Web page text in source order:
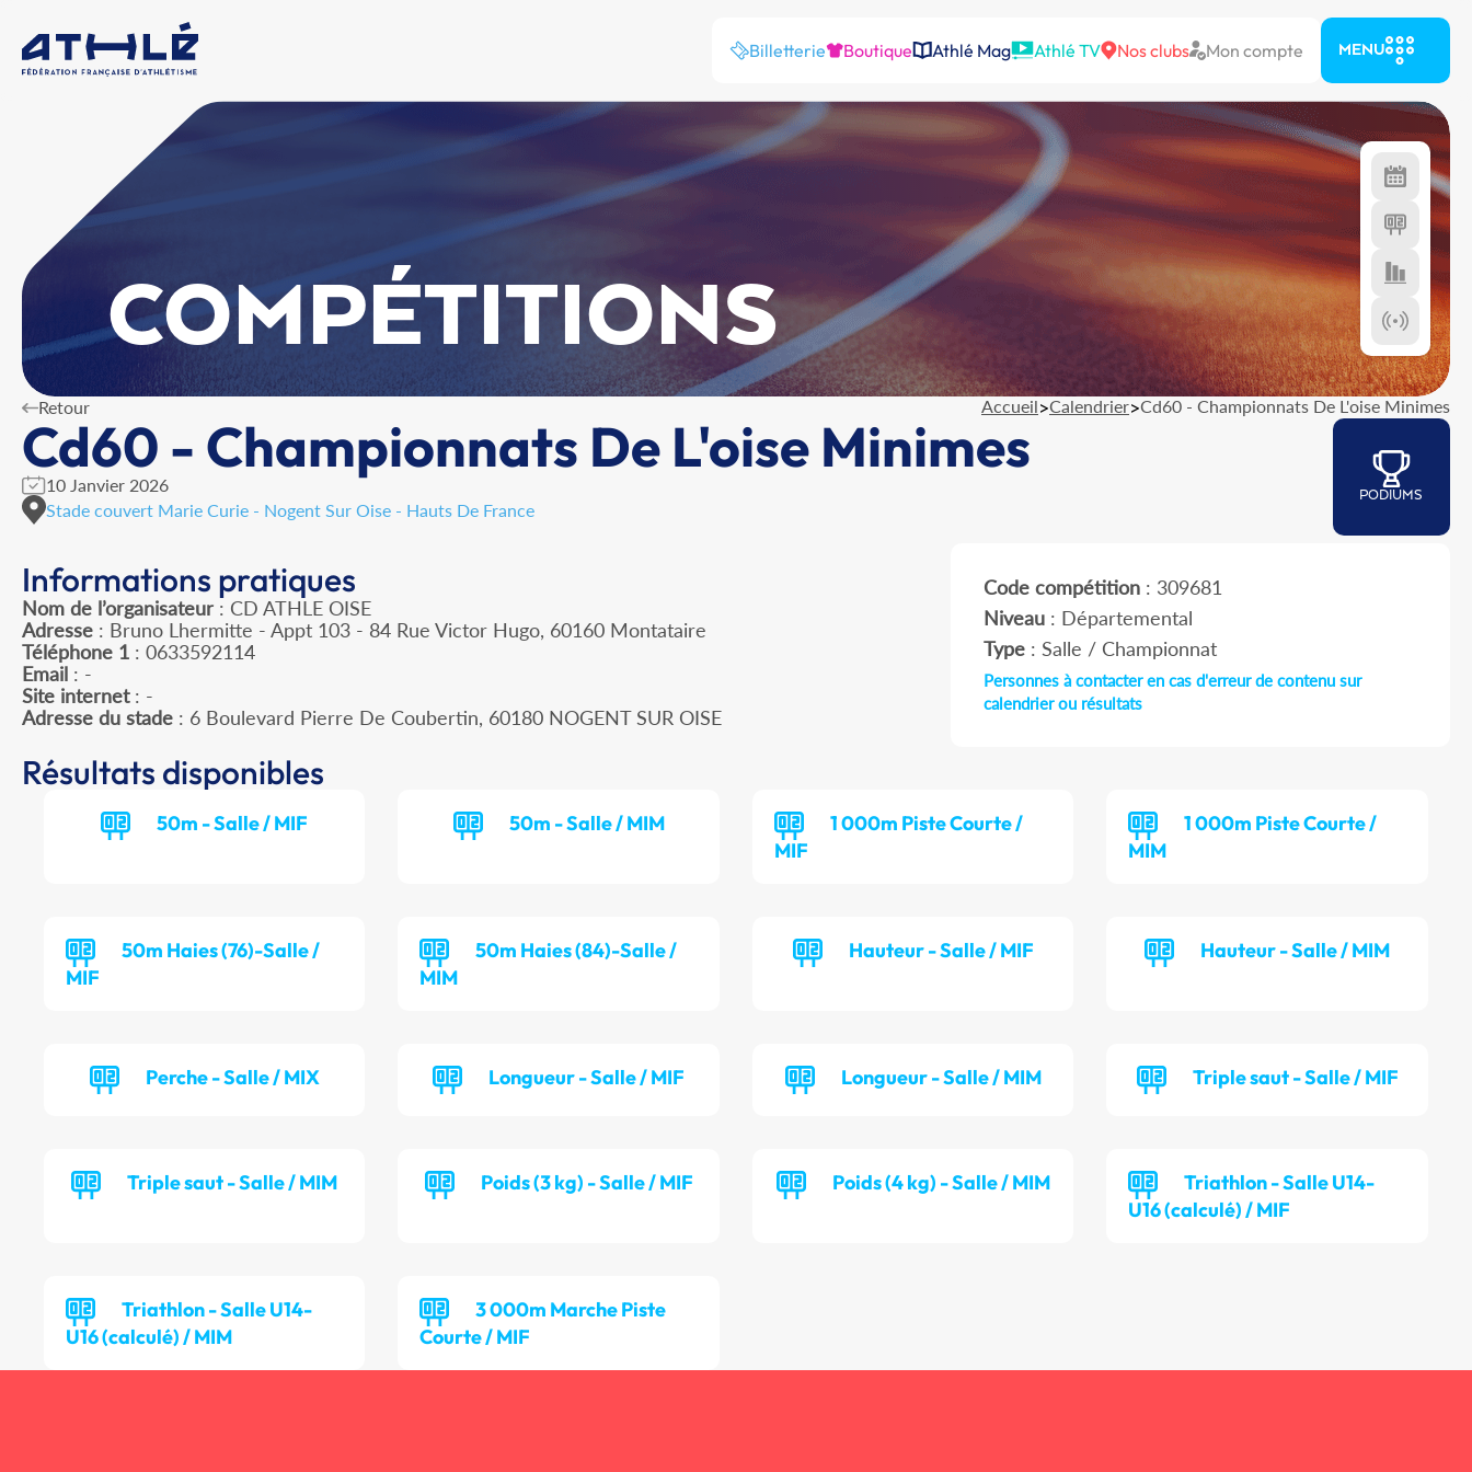
Billetterie Boutique Athlé Mag Athlé TV Nos clubs Mon compte MENU
COMPÉTITIONS
Retour Accueil>Calendrier>Cd60 - Championnats De L'oise Minimes
Cd60 - Championnats De L'oise Minimes
10 Janvier 2026
Stade couvert Marie Curie - Nogent Sur Oise - Hauts De France
PODIUMS
Informations pratiques
Nom de l’organisateur : CD ATHLE OISE
Adresse : Bruno Lhermitte - Appt 103 - 84 Rue Victor Hugo, 60160 Montataire
Téléphone 1 : 0633592114
Email : -
Site internet: -
Adresse du stade : 6 Boulevard Pierre De Coubertin, 60180 NOGENT SUR OISE
Code compétition: 309681
Niveau: Départemental
Type: Salle / Championnat
Personnes à contacter en cas d'erreur de contenu sur
calendrier ou résultats
Résultats disponibles
50m - Salle / MIF 50m - Salle / MIM
1 000m Piste Courte /
MIF
1 000m Piste Courte /
MIM
50m Haies (76)-Salle /
MIF
50m Haies (84)-Salle /
MIM
Hauteur - Salle / MIF Hauteur - Salle / MIM
Perche - Salle / MIX Longueur - Salle / MIF Longueur - Salle / MIM Triple saut - Salle / MIF
Triple saut - Salle / MIM Poids (3 kg) - Salle / MIF Poids (4 kg) - Salle / MIM
Triathlon - Salle U14-
U16 (calculé) / MIF
Triathlon - Salle U14-
U16 (calculé) / MIM
3 000m Marche Piste
Courte / MIF